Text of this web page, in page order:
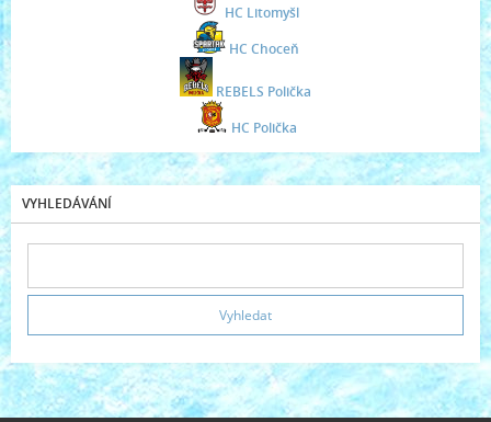
HC Litomyšl
HC Choceň
REBELS Polička
HC Polička
VYHLEDÁVÁNÍ